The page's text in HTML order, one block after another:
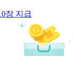
장 지급